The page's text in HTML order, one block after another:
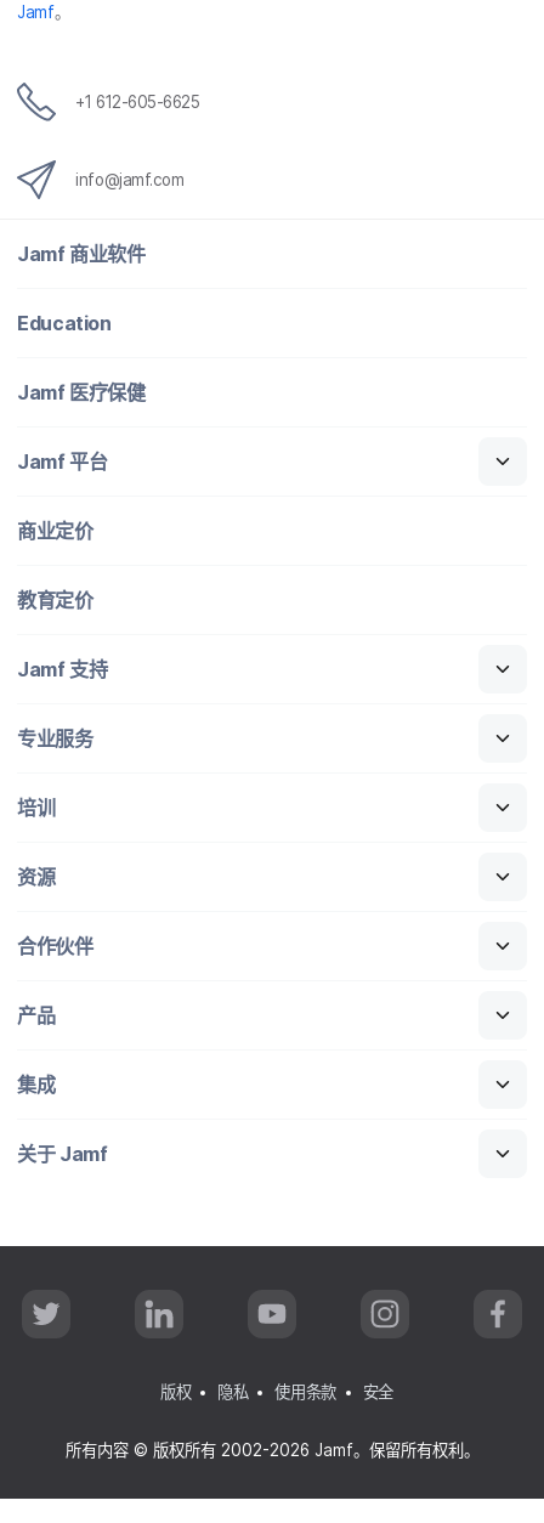
Jamf。
+1 612-605-6625
info@jamf.com
Jamf 商业​软件
Education
Jamf 医​疗​保健
Jamf平台
商业定​价
教育定​价
Jamf 支持
专业​服务
培训
资源
合作​伙伴
产品
集成
关于Jamf
所有​内容 © 版权​所有2002-2026 Jamf。​保留​所有​权利。
版权 隐私 使用条款 安全
T
w
L
i
e
d
n
Y
o
u
b
I
n
a
g
a
m
F
a